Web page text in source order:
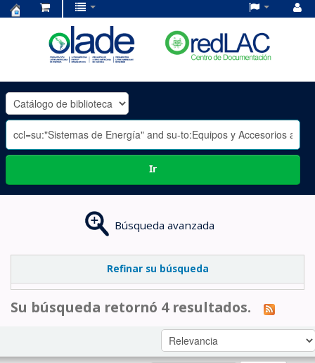
OLADE
-
Ir
Búsqueda avanzada
Refinar su búsqueda
Su búsqueda retornó 4 resultados.